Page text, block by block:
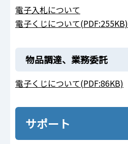
電子入札について
電子くじについて(PDF:255KB)
物品調達、業務委託
電子くじについて(PDF:86KB)
サポート